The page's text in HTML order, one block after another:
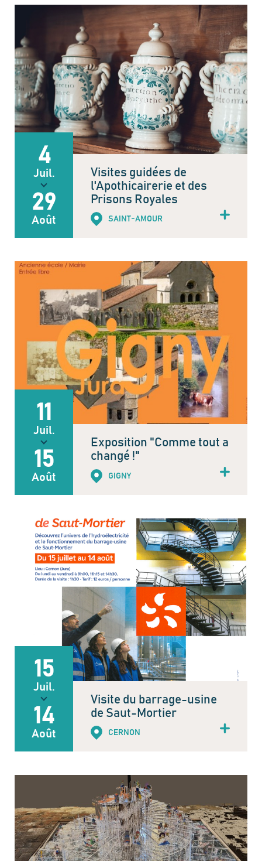
4
Juil.
29
Août
Visites guidées de
l'Apothicairerie et des
Prisons Royales
SAINT-AMOUR
11
Juil.
15
Août
Exposition "Comme tout a
changé !"
GIGNY
15
Juil.
14
Août
Visite du barrage-usine
de Saut-Mortier
CERNON